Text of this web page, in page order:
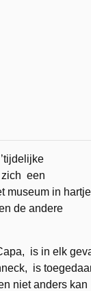
zich een
museum in hartje
de andere
is in elk
is
niet anders kan